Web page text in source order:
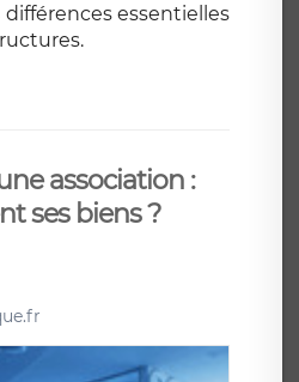
essentielles
association :
ses biens ?